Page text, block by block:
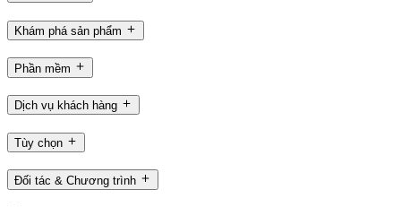
Khám phá sản phẩm
Phần mềm
Dịch vụ khách hàng
Tùy chọn
Đối tác & Chương trình